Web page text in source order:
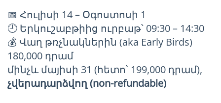
📅 Հուլիսի 14 – Օգոստոսի 1
🕘 Երկուշաբթիից ուրբաթ՝ 09:30 – 14:30
💰 Վաղ թռչնակներին (aka Early Birds)
180,000 դրամ
մինչև մայիսի 31 (հետո՝ 199,000 դրամ),
չվերադարձվող (non-refundable)